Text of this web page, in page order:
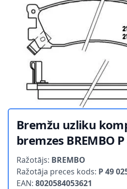
Bremžu uzliku
bremzes BREMBO
Ražotājs: BREMBO
Ražotāja preces kods: P 49
EAN: 8020584053621